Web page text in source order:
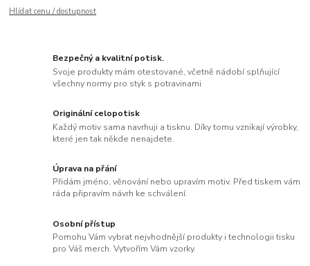
Hlídat cenu / dostupnost
Bezpečný a kvalitní potisk.
Svoje produkty mám otestované, včetně nádobí splňující
všechny normy pro styk s potravinami
Originální celopotisk
Každý motiv sama navrhuji a tisknu. Díky tomu vznikají výrobky,
které jen tak někde nenajdete.
Úprava na přání
Přidám jméno, věnování nebo upravím motiv. Před tiskem vám
ráda připravím návrh ke schválení.
Osobní přístup
Pomohu Vám vybrat nejvhodnější produkty i technologii tisku
pro Váš merch. Vytvořím Vám vzorky.